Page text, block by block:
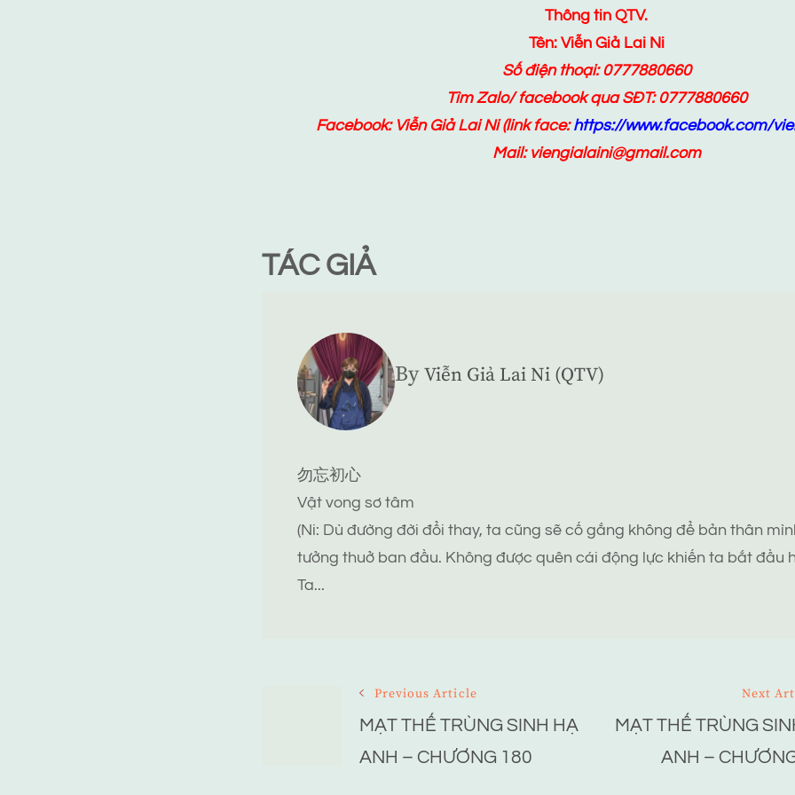
Thông tin QTV.
Tên: Viễn Giả Lai Ni
Số điện thoại: 0777880660
Tìm Zalo/ facebook qua SĐT: 0777880660
Facebook: Viễn Giả Lai Ni(link face:https://www.facebook.com/
Mail: viengialaini@gmail.com
TÁC GIẢ
By Viễn Giả Lai Ni (QTV)
勿忘初心
Vật vong sơ tâm
(Ni: Dù đường đời đổi thay, ta cũng sẽ cố gắng không để bản thân
tưởng thuở ban đầu. Không được quên cái động lực khiến ta bắt đầu
Ta...
Navigation
Previous Article
MẠT THẾ TRÙNG SINH HẠ
ANH – CHƯƠNG 180
Next
MẠT THẾ TRÙNG
ANH –